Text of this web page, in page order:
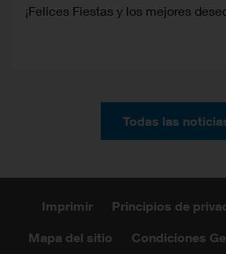
¡Felices Fiestas y los mejores
Todas las
Imprimir Principios de
Mapa del sitio Condiciones